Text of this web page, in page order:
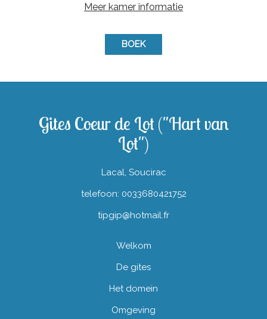
Meer kamer informatie
BOEK
Gites Coeur de Lot ("Hart van
Lot")
Lacal, Soucirac
telefoon: 0033680421752
tipgip@hotmail.fr
Welkom
De gites
Het domein
Omgeving